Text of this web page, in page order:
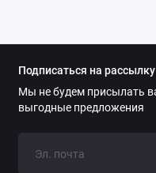
Подписаться на рассылку
Мы не будем присылать
выгодные предложения